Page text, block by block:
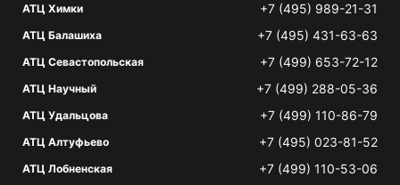
АТЦ Химки +7 (495) 989-21-31
АТЦ Балашиха +7 (495) 431-63-63
АТЦ Севастопольская +7 (499) 653-72-12
АТЦ Научный +7 (499) 288-05-36
АТЦ Удальцова +7 (499) 110-86-79
АТЦ Алтуфьево +7 (495) 023-81-52
АТЦ Лобненская +7 (499) 110-53-06